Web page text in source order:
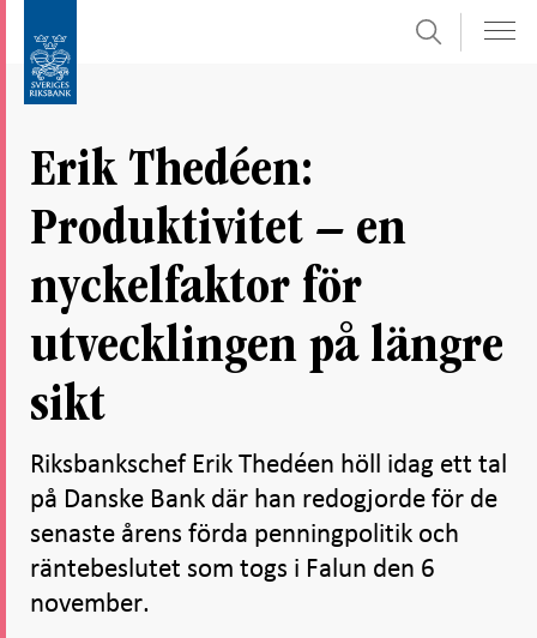
direkt
undersidor
Sök
Erik Thedéen:
Produktivitet – en
nyckelfaktor för
utvecklingen på längre
sikt
Riksbankschef Erik Thedéen höll idag ett tal
på Danske Bank där han redogjorde för de
senaste årens förda penningpolitik och
räntebeslutet som togs i Falun den 6
november.